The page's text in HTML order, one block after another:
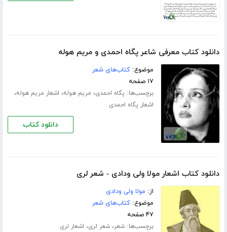
دانلود کتاب معرفی شاعر پگاه احمدی و مریم هوله
موضوع:کتاب‌های شعر
۱۷ صفحه
برچسب‌ها: پگاه احمدی، مریم هوله، اشعار مریم هوله،
اشعار پگاه احمدی
دانلود کتاب
دانلود کتاب اشعار مولا ولی ودادی - شعر لری
از: مولا ولی ودادی
موضوع:کتاب‌های شعر
۴۷ صفحه
برچسب‌ها:شعر،شعر لری، اشعار لری